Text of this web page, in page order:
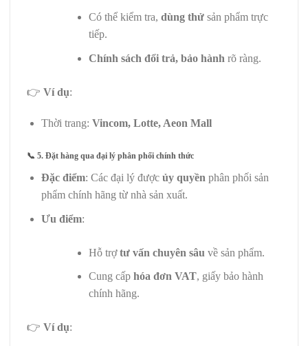
Có thể kiểm tra, dùng thửsản phẩm trực
tiếp.
Chính sách đổi trả, bảo hành rõ ràng.
👉 Ví dụ:
Thời trang: Vincom, Lotte, Aeon Mall
📞 5. Đặt hàng qua đại lý phân phối chính thức
Đặc điểm: Các đại lý được ủy quyền phân phối sản
phẩm chính hãng từ nhà sản xuất.
Ưu điểm:
Hỗ trợtư vấn chuyên sâu về sản phẩm.
Cung cấp hóa đơn VAT, giấy bảo hành
chính hãng.
👉 Ví dụ: